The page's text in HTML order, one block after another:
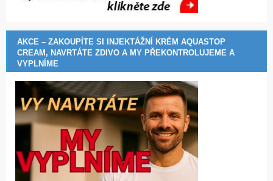
AKCE – ZAKOUPÍTE SI INJEKTÁŽNÍ KRÉM AQUASTOP
CREAM, NAVRTÁTE ZDIVO A MY PŘEKONTROLUJEME A
VYPLNÍME